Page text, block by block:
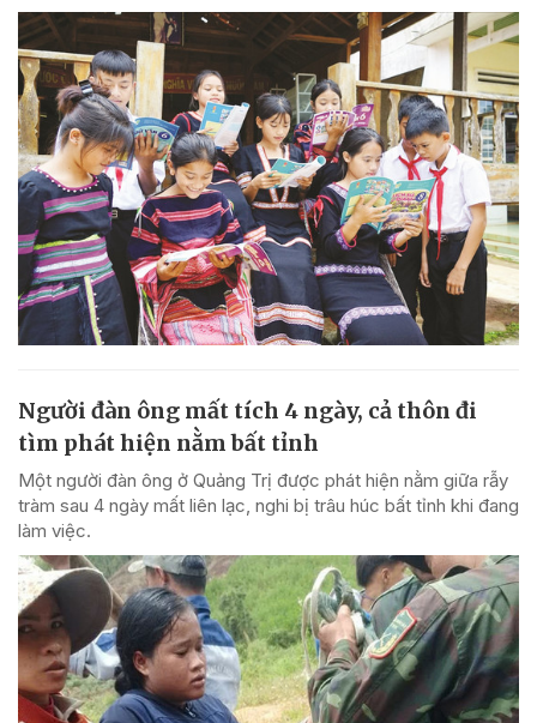
Người đàn ông mất tích 4 ngày, cả thôn đi
tìm phát hiện nằm bất tỉnh
Một người đàn ông ở Quảng Trị được phát hiện nằm giữa rẫy
tràm sau 4 ngày mất liên lạc, nghi bị trâu húc bất tỉnh khi đang
làm việc.